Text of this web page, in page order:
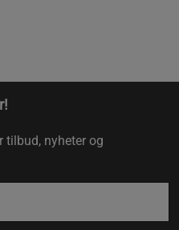
tilbud, nyheter og